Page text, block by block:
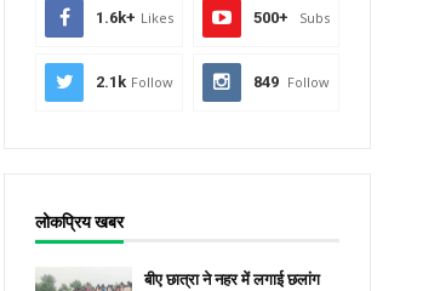
1.6k+ Likes 500+ Subs
2.1k Follow 849 Follow
लोकप्रिय खबर
बीए छात्रा ने नहर में लगाई छलांग